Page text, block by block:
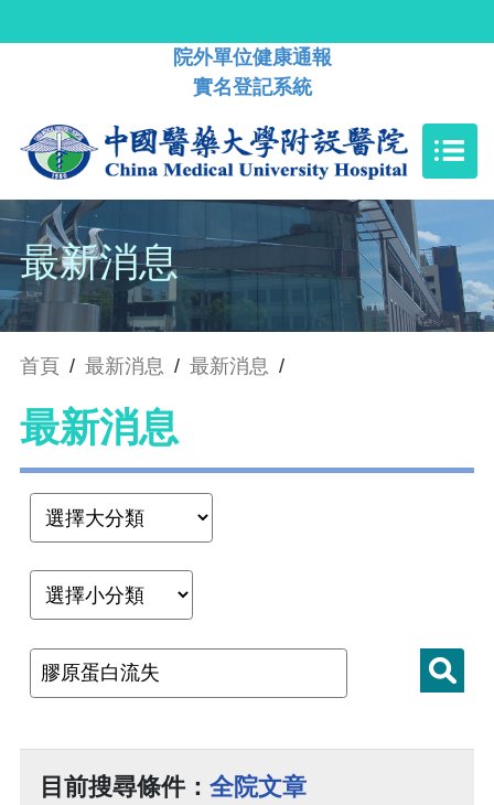
院外單位健康通報
實名登記系統
最新消息
首頁 / 最新消息 / 最新消息 /
最新消息
目前搜尋條件： 全院文章